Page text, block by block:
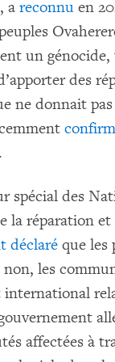
a reconnu en
un
des
ne donnait
spécial des
réparation et
déclaré que les
les
affectées à